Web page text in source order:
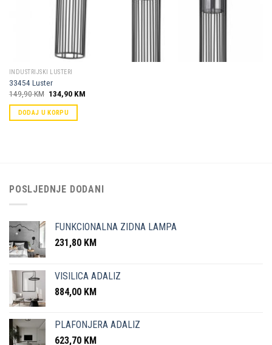
INDUSTRIJSKI LUSTERI
33454 Luster
149,90KM Original
price
was:
149,90 KM.
134,90 KMCurrent
DODAJ U KORPU
POSLJEDNJE DODANI
FUNKCIONALNA ZIDNA LAMPA
231,80 KM
VISILICA ADALIZ
884,00 KM
PLAFONJERA ADALIZ
623,70 KM